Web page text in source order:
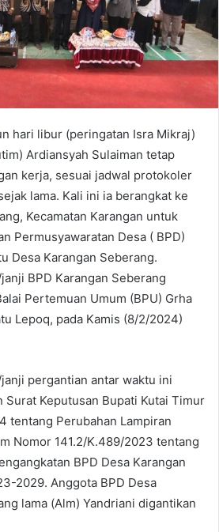
hari libur (peringatan Isra Mikraj)
Ardiansyah Sulaiman tetap
kerja, sesuai jadwal protokoler
lama. Kali ini ia berangkat ke
Kecamatan Karangan untuk
Permusyawaratan Desa ( BPD)
Desa Karangan Seberang.
BPD Karangan Seberang
Pertemuan Umum (BPU) Grha
Lepoq, pada Kamis (8/2/2024)
pergantian antar waktu ini
Surat Keputusan Bupati Kutai Timur
tentang Perubahan Lampiran
Nomor 141.2/K.489/2023 tentang
BPD Desa Karangan
2029. Anggota BPD Desa
lama (Alm) Yandriani digantikan